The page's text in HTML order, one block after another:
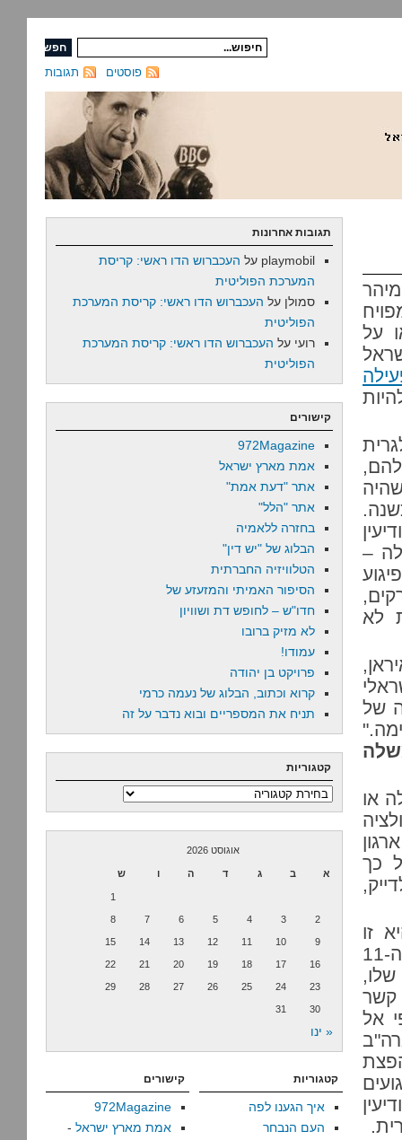
תגובות פוסטים
על
–
לא
של
או
כך
זו
שבה נטען שלסדאם חוסיין היה קשר כלשהו לפיגועי ה-11
קשר
אל
תגובות אחרונות
playmobil על העכברוש הדו ראשי: קריסת
המערכת הפוליטית
סמולן על העכברוש הדו ראשי: קריסת המערכת
הפוליטית
רועי על העכברוש הדו ראשי: קריסת המערכת
הפוליטית
קישורים
972Magazine
אמת מארץ ישראל
אתר "דעת אמת"
אתר "הלל"
בחזרה ללאמיה
הבלוג של "יש דין"
הטלוויזיה החברתית
הסיפור האמיתי והמזעזע של
חדו"ש – לחופש דת ושוויון
לא מזיק ברובו
עמודו!
פרויקט בן יהודה
קרוא וכתוב, הבלוג של נעמה כרמי
תניח את המספריים ובוא נדבר על זה
קטגוריות
קטגוריות
אוגוסט 2026
א ב ג ד ה ו ש
1
2
3
4
5
6
7
8
9
10
11
12
13
14
15
16
17
18
19
20
21
22
23
24
25
26
27
28
29
30
31
« ינו
קטגוריות
איך הגענו לפה
העם הנבחר
קישורים
972Magazine
אמת מארץ ישראל -